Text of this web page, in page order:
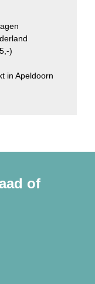
)
in Apeldoorn
of